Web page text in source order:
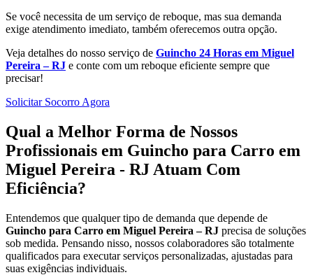
Se você necessita de um serviço de reboque, mas sua demanda
exige atendimento imediato, também oferecemos outra opção.
Veja detalhes do nosso serviço de Guincho 24 Horas em Miguel
Pereira – RJ e conte com um reboque eficiente sempre que
precisar!
Solicitar Socorro Agora
Qual a Melhor Forma de Nossos
Profissionais em Guincho para Carro em
Miguel Pereira - RJ Atuam Com
Eficiência?
Entendemos que qualquer tipo de demanda que depende de
Guincho para Carro em Miguel Pereira – RJ precisa de soluções
sob medida. Pensando nisso, nossos colaboradores são totalmente
qualificados para executar serviços personalizadas, ajustadas para
suas exigências individuais.